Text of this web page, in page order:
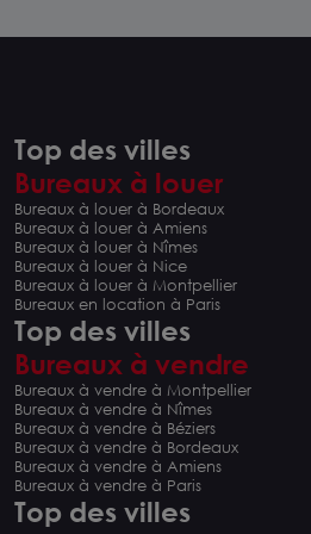
Top des villes
Bureaux à louer
Bureaux à louer à Bordeaux
Bureaux à louer à Amiens
Bureaux à louer à Nîmes
Bureaux à louer à Nice
Bureaux à louer à Montpellier
Bureaux en location à Paris
Top des villes
Bureaux à vendre
Bureaux à vendre à Montpellier
Bureaux à vendre à Nîmes
Bureaux à vendre à Béziers
Bureaux à vendre à Bordeaux
Bureaux à vendre à Amiens
Bureaux à vendre à Paris
Top des villes